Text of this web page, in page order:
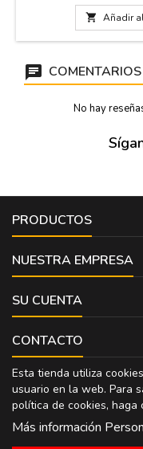
 Añadir
No hay
PRODUCTOS
NUESTRA EMPRESA
SU CUENTA
CONTACTO
Esta tienda utiliza
usuario en la web. Para
política de cookies, haga
Más información